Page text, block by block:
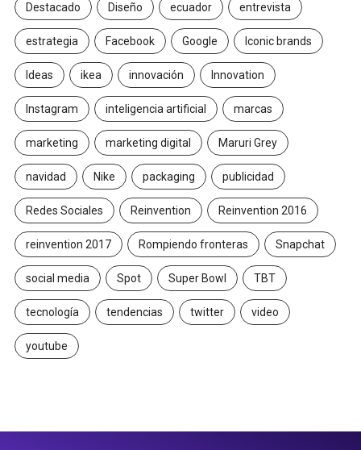
Destacado Diseño ecuador entrevista
estrategia Facebook Google Iconic brands
Ideas ikea innovación Innovation
Instagram inteligencia artificial marcas
marketing marketing digital Maruri Grey
navidad Nike packaging publicidad
Redes Sociales Reinvention Reinvention 2016
reinvention 2017 Rompiendo fronteras Snapchat
social media Spot Super Bowl TBT
tecnología tendencias twitter video
youtube